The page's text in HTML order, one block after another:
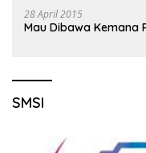
28 April 2015
Mau Dibawa Kemana
SMSI